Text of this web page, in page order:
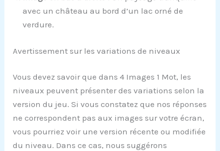
avec un château au bord d’un lac orné de
verdure.
Avertissement sur les variations de niveaux
Vous devez savoir que dans 4 Images 1 Mot, les
niveaux peuvent présenter des variations selon la
version du jeu. Si vous constatez que nos réponses
ne correspondent pas aux images sur votre écran,
vous pourriez voir une version récente ou modifiée
du niveau. Dans ce cas, nous suggérons